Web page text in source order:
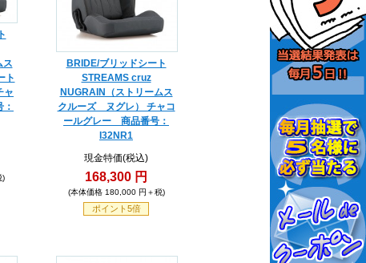
ス
ト
ャ
)
BRIDE/ブリッドシート
STREAMS cruz
NUGRAIN（ストリームス
クルーズ ヌグレ） チャコ
ールグレー 商品番号：
I32NR1
現金特価(税込)
168,300 円
(本体価格 180,000 円＋税)
ポイント5倍